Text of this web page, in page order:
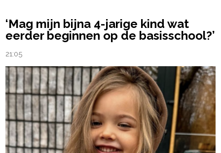
‘Mag mijn bijna 4-jarige kind wat
eerder beginnen op de basisschool?’
21:05